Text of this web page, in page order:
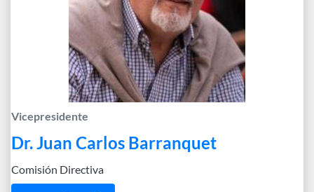
Vicepresidente
Dr. Juan Carlos Barranquet
Comisión Directiva